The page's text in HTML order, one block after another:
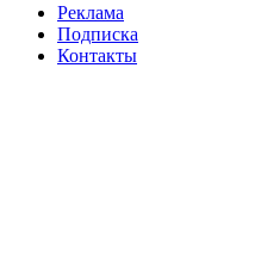
Реклама
Подписка
Контакты